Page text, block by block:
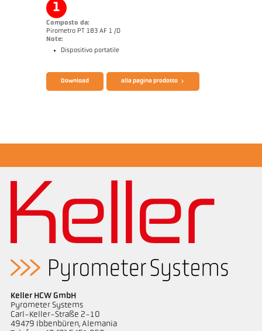
Disegno PA 83-K012
1
Composto da:
Pirometro PT 183 AF 1 /D
Note:
Dispositivo portatile
Catalogo CellaCast PA83 PT183
Note applicativa CellaCast
Download alla pagina prodotto
Keller HCW GmbH
Pyrometer Systems
Carl-Keller-Straße 2-10
49479 Ibbenbüren, Alemania